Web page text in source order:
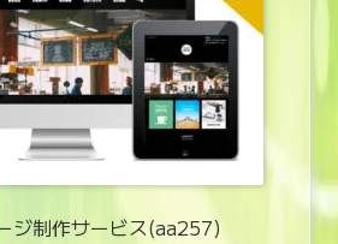
ジ制作サービス(aa257)